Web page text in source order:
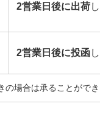
2営業日後に出荷
2営業日後に投函
場合は承ることができ